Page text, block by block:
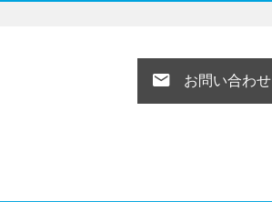
お問い合わせ